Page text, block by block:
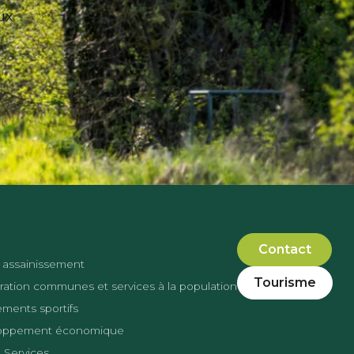
communes et services à la population
sportifs
économique
Contact
Tourisme